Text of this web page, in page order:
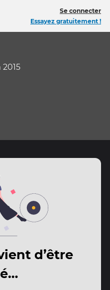
Se connecter
Essayez gratuitement !
d’être